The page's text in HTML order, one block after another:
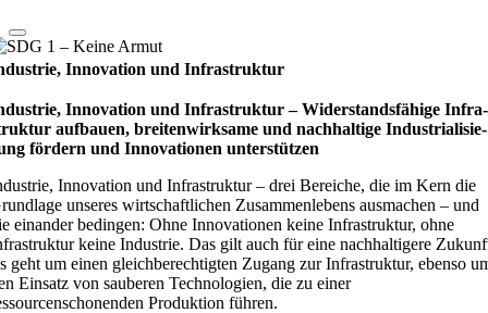
Innovation und Infrastruktur
Innovation und Infrastruktur – Wider­stands­fä­hige Infra­
auf­bauen, brei­ten­wirk­same und nach­hal­tige Indu­stri­ali­sie­
för­dern und Inno­vati­o­nen unter­stüt­zen
Innovation und Infrastruktur – drei Bereiche, die im Kern die
unseres wirtschaftlichen Zusammenlebens ausmachen – und
einander bedingen: Ohne Innovationen keine Infrastruktur, ohne
keine Industrie. Das gilt auch für eine nachhaltigere
geht um einen gleichberechtigten Zugang zur Infrastruktur, ebenso
Einsatz von sauberen Technologien, die zu einer
Produktion führen.